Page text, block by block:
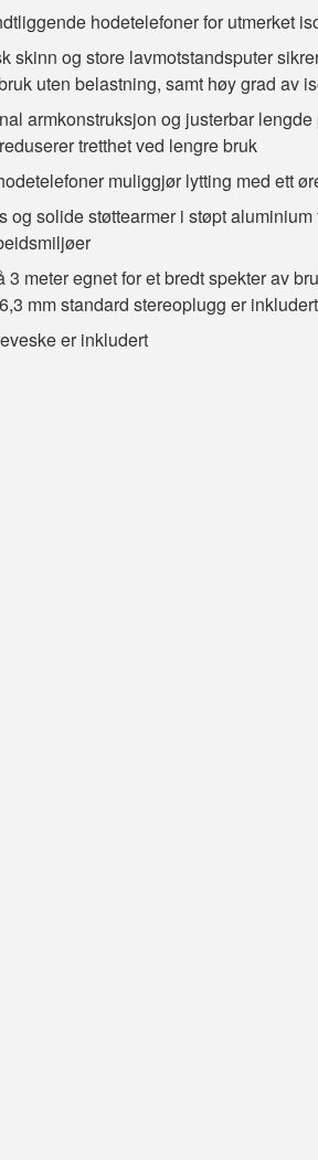
hodetelefoner for utmerket
skinn og store lavmotstandsputer
uten belastning, samt høy grad av
armkonstruksjon og justerbar lengde
tretthet ved lengre bruk
muliggjør lytting med ett
og solide støttearmer i støpt aluminium
3 meter egnet for et bredt spekter av
mm standard stereoplugg er inkludert
er inkludert